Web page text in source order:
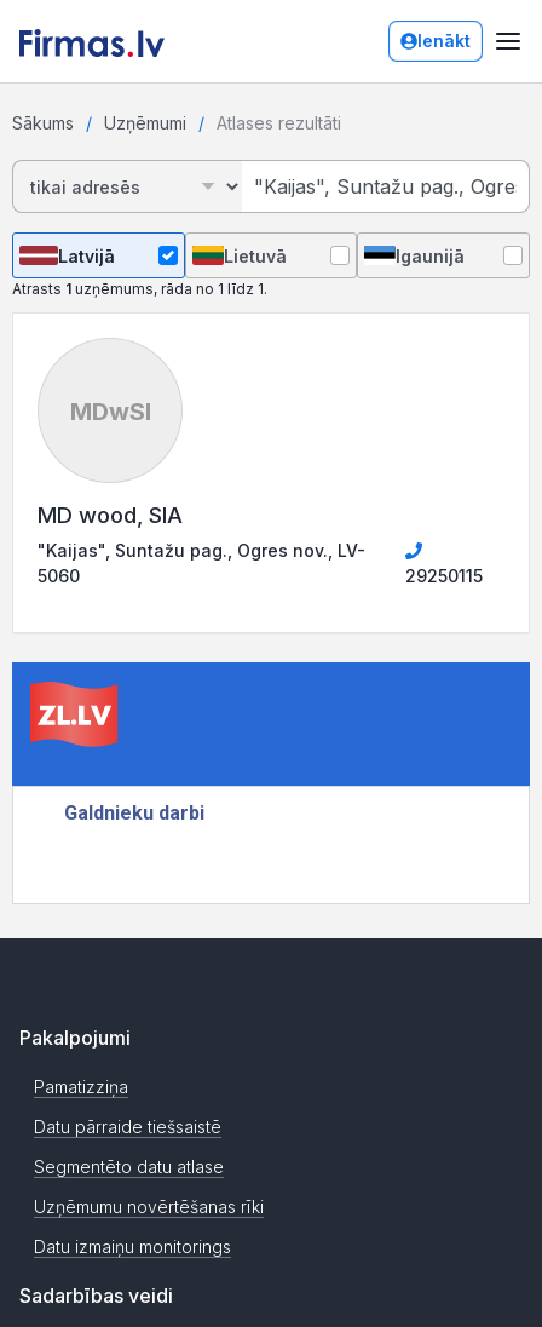
Ienākt
Sākums Uzņēmumi Atlases rezultāti
Latvijā Lietuvā Igaunijā
Atrasts 1 uzņēmums, rāda no 1 līdz 1.
MDwSI
MD wood, SIA
"Kaijas", Suntažu pag., Ogres nov., LV-
5060
29250115
Pakalpojumi
Pamatizziņa
Datu pārraide tiešsaistē
Segmentēto datu atlase
Uzņēmumu novērtēšanas rīki
Datu izmaiņu monitorings
Sadarbības veidi